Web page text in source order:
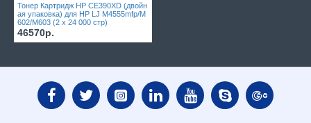
Тонер Картридж HP CE390XD (двойн
ая упаковка) для HP LJ M4555mfp/M
602/M603 (2 x 24 000 стр)
46570р.